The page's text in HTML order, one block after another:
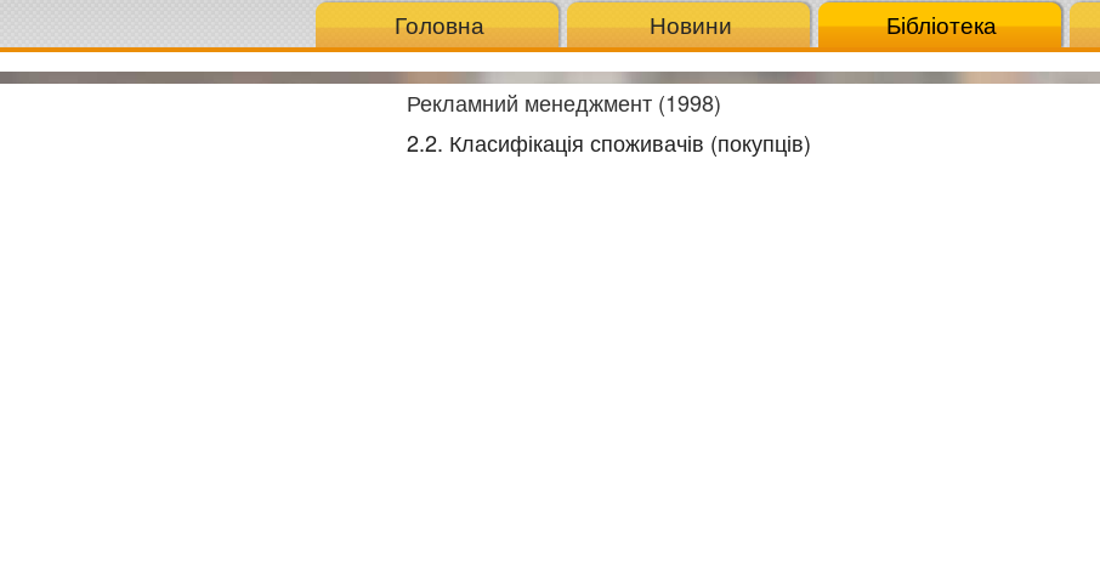
Головна Новини Бібліотека
Рекламний менеджмент (1998)
2.2. Класифікація споживачів (покупців)